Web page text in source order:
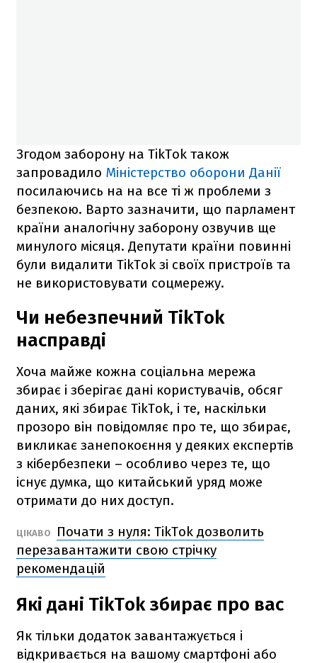
Згодом заборону на TikTok також
запровадило Міністерство оборони Данії
посилаючись на на все ті ж проблеми з
безпекою. Варто зазначити, що парламент
країни аналогічну заборону озвучив ще
минулого місяця. Депутати країни повинні
були видалити TikTok зі своїх пристроїв та
не використовувати соцмережу.
Чи небезпечний TikTok
насправді
Хоча майже кожна соціальна мережа
збирає і зберігає дані користувачів, обсяг
даних, які збирає TikTok, і те, наскільки
прозоро він повідомляє про те, що збирає,
викликає занепокоєння у деяких експертів
з кібербезпеки – особливо через те, що
існує думка, що китайський уряд може
отримати до них доступ.
ЦІКАВО
Почати з нуля: TikTok дозволить
перезавантажити свою стрічку
рекомендацій
Які дані TikTok збирає про вас
Як тільки додаток завантажується і
відкривається на вашому смартфоні або